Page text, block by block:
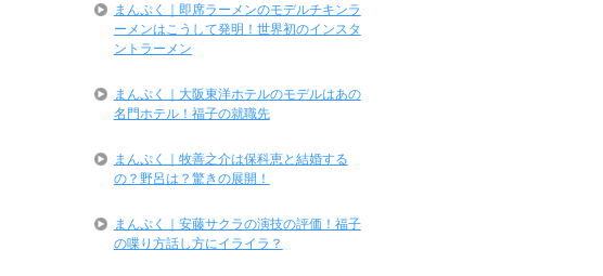
まんぷく｜即席ラーメンのモデルチキンラ
ーメンはこうして発明！世界初のインスタ
ントラーメン
まんぷく｜大阪東洋ホテルのモデルはあの
名門ホテル！福子の就職先
まんぷく｜牧善之介は保科恵と結婚する
の？野呂は？驚きの展開！
まんぷく｜安藤サクラの演技の評価！福子
の喋り方話し方にイライラ？